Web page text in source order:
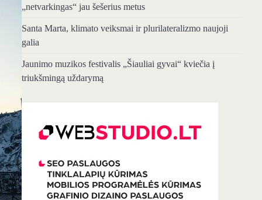
„netvarkingas“ jau šešerius metus
Santa Marta, klimato veiksmai ir plurilateralizmo naujoji
galia
Jaunimo muzikos festivalis „Šiauliai gyvai“ kviečia į
triukšmingą uždarymą